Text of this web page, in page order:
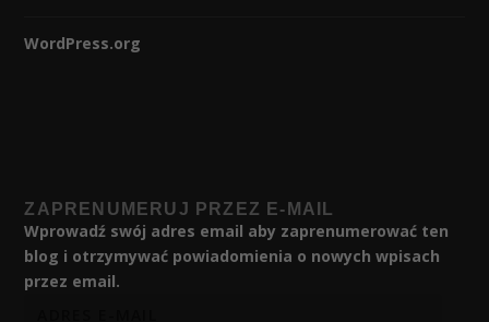
WordPress.org
ZAPRENUMERUJ PRZEZ E-MAIL
Wprowadź swój adres email aby zaprenumerować ten
blog i otrzymywać powiadomienia o nowych wpisach
przez email.